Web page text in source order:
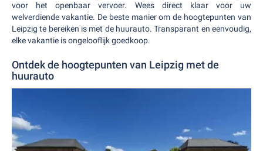
voor het openbaar vervoer. Wees direct klaar voor uw
welverdiende vakantie. De beste manier om de hoogtepunten van
Leipzig te bereiken is met de huurauto. Transparant en eenvoudig,
elke vakantie is ongelooflijk goedkoop.
Ontdek de hoogtepunten van Leipzig met de
huurauto